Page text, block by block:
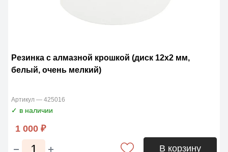
Резинка с алмазной крошкой (диск 12х2 мм,
белый, очень мелкий)
Артикул — 425016
✓ в наличии
1 000 ₽
В корзину